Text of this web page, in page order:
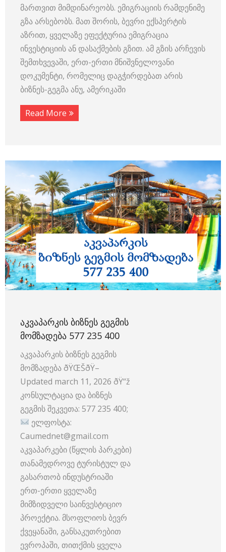
მართვით მიმდინარეობს. ემიგრაციის რამდენიმე
გზა არსებობს. მათ შორის, ბევრი ექსპერტის
აზრით, ყველაზე ეფექტურია ემიგრაცია
ინვესტიციის ან დასაქმების გზით. ამ გზის არჩევის
შემთხვევაში, ერთ-ერთი მნიშვნელოვანი
დოკუმენტი, რომელიც დაგჭირდებათ არის
ბიზნეს-გეგმა ანუ, ამერიკაში
Read More
ᲐᲙᲕᲐᲞᲐᲠᲙᲘᲡ ᲑᲘᲖᲜᲔᲡ ᲒᲔᲒᲛᲘᲡ
ᲛᲝᲛᲖᲐᲓᲔᲑᲐ 577 235 400
აკვაპარკის ბიზნეს გეგმის
მომზადება ðŸŒŠðŸ–
Updated march 11, 2026 ðŸ“ž
კონსულტაცია და ბიზნეს
გეგმის შეკვეთა: 577 235 400;
ელფოსტა:
Caumednet@gmail.com
აკვაპარკები (წყლის პარკები)
თანამედროვე ტურისტულ და
გასართობ ინდუსტრიაში
ერთ-ერთი ყველაზე
მიმზიდველი საინვესტიციო
პროექტია. მსოფლიოს ბევრ
ქვეყანაში, განსაკუთრებით
ევროპაში, თითქმის ყველა